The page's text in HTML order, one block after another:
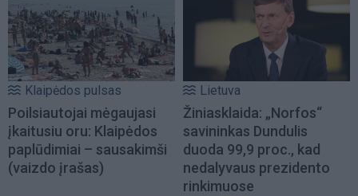
Klaipėdos pulsas
Poilsiautojai mėgaujasi
įkaitusiu oru: Klaipėdos
paplūdimiai – sausakimši
(vaizdo įrašas)
Lietuva
Žiniasklaida: „Norfos“
savininkas Dundulis
duoda 99,9 proc., kad
nedalyvaus prezidento
rinkimuose